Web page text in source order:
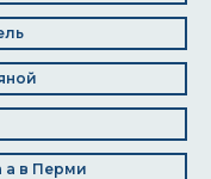
а в Перми